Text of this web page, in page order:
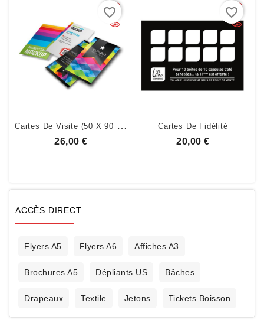
C
Artes De Visite (50 X 90 Mm)
Prix
26,00 €
favorite_border
Cartes De Fidélité
Prix
20,00 €
favorite_border
ACCÈS DIRECT
Flyers A5 Flyers A6 Affiches A3
Brochures A5 Dépliants US Bâches
Drapeaux Textile Jetons Tickets Boisson